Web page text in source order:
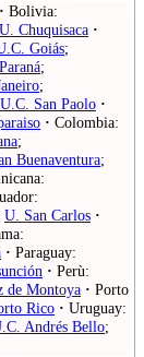
· Bolivia:
Chuquisaca ·
Goiás;
;
;
San Paolo ·
· Colombia:
;
Buenaventura;
U. San Carlos ·
· Paraguay:
· Perù:
de Montoya · Porto
Rico · Uruguay:
Andrés Bello;